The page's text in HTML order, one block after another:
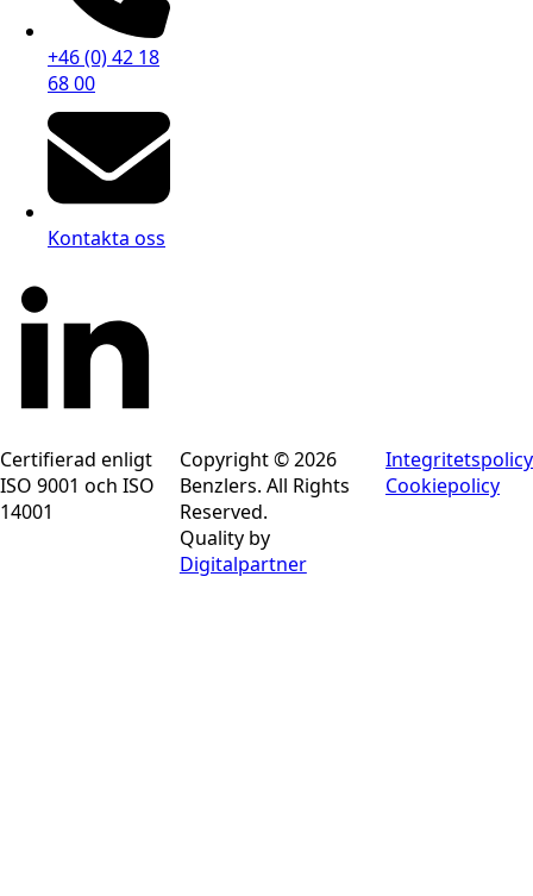
+46 (0) 42 18
68 00
Kontakta oss
Certifierad enligt
ISO 9001 och ISO
14001
Copyright © 2026
Benzlers. All Rights
Reserved.
Quality by
Digitalpartner
Integritetspolicy
Cookiepolicy